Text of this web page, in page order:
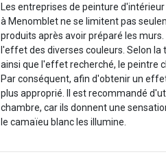
Les entreprises de peinture
à Menomblet ne se limitent pas
produits après avoir préparé les
l'effet des diverses couleurs. Selon
ainsi que l'effet recherché, le peintre
Par conséquent, afin d'obtenir un
plus approprié. Il est recommandé
chambre, car ils donnent une
le camaïeu blanc les illumine.